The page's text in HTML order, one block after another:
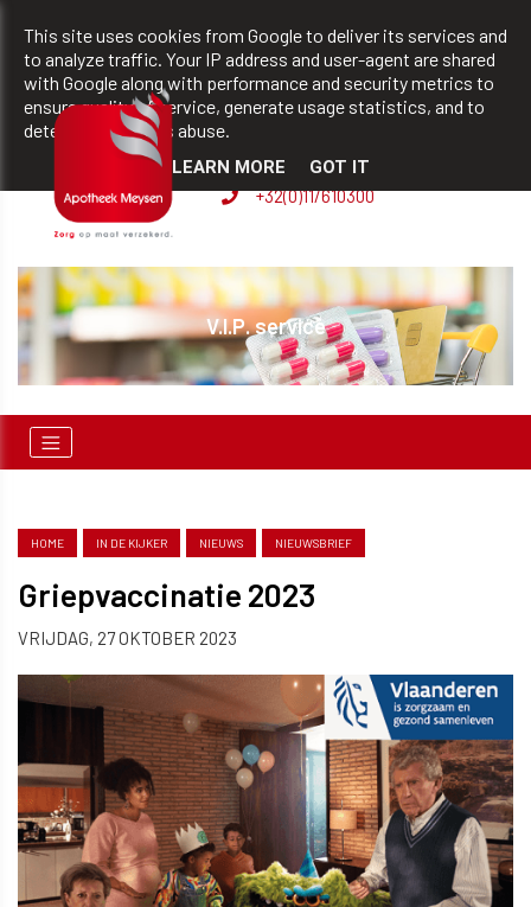
team@apotheekmeysen.be +32(0)11/610300
BVBA apotheek Patrick
Meysen
+32(0)11/610300
V.I.P. service
HOME IN DE KIJKER NIEUWS NIEUWSBRIEF
Griepvaccinatie 2023
VRIJDAG, 27 OKTOBER 2023
This site uses cookies from Google to deliver its services and
to analyze traffic. Your IP address and user-agent are shared
with Google along with performance and security metrics to
ensure quality of service, generate usage statistics, and to
detect and address abuse.
LEARN MORE GOT IT